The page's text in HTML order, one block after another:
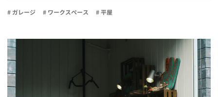
# ガレージ # ワークスペース # 平屋